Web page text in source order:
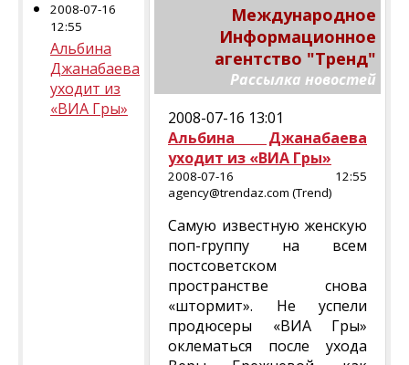
2008-07-16
12:55
Альбина
Джанабаева
уходит из
«ВИА Гры»
Международное
Информационное
агентство "Тренд"
Рассылка новостей
2008-07-16 13:01
Альбина Джанабаева
уходит из «ВИА Гры»
2008-07-16 12:55
agency@trendaz.com (Trend)
Самую известную женскую
поп-группу на всем
постсоветском
пространстве снова
«штормит». Не успели
продюсеры «ВИА Гры»
оклематься после ухода